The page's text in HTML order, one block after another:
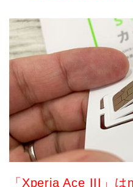
「Xperia Ace III」